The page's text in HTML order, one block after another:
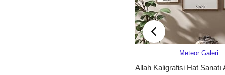
SEPETE
Meteor Galeri